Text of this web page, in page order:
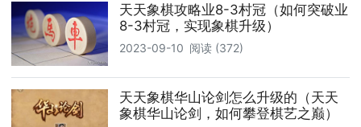
天天象棋攻略业8-3村冠（如何突破业
8-3村冠，实现象棋升级）
2023-09-10 阅读 (372)
天天象棋华山论剑怎么升级的（天天
象棋华山论剑，如何攀登棋艺之巅）